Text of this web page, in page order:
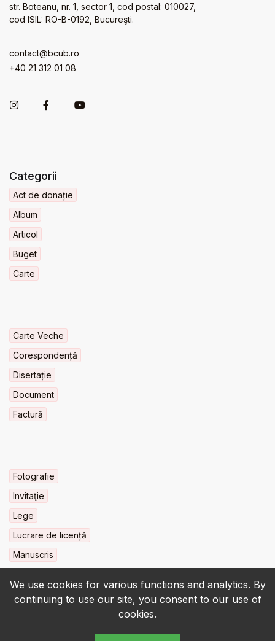
We use cookies for various functions and analytics. By
continuing to use our site, you consent to our use of
cookies.
str. Boteanu, nr. 1, sector 1, cod postal: 010027,
cod ISIL: RO-B-0192, Bucureşti.
contact@bcub.ro
+40 21 312 01 08
Categorii
Act de donație
Album
Articol
Buget
Carte
Carte Veche
Corespondență
Disertație
Document
Factură
Fotografie
Invitaţie
Lege
Lucrare de licență
Manuscris
© 2022-2026 • BCU „Carol I” - All rights reserved.